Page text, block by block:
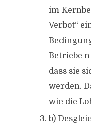
im
Verbot“
Betriebe
dass sie
werden.
wie die
b)